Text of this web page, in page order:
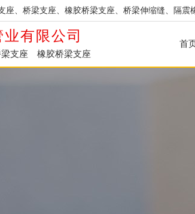
、桥梁支座、橡胶桥梁支座、桥梁伸缩缝、隔震
业有限公司
支座 橡胶桥梁支座
首